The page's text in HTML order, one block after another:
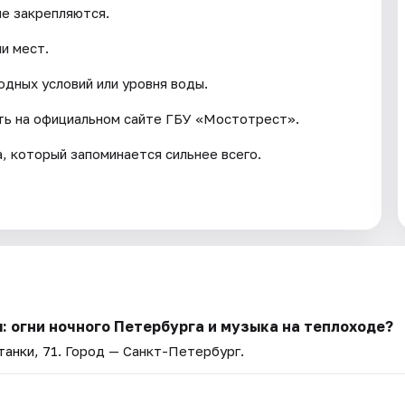
закрепляются.
мест.
условий или уровня воды.
на официальном сайте ГБУ «Мостотрест».
запоминается сильнее всего.
ночного Петербурга и музыка на теплоходе?
71. Город — Санкт-Петербург.